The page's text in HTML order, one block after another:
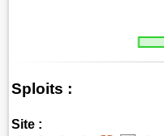
Sploits :
Site :